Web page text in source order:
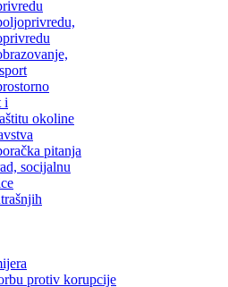
i
okoline
pitanja
socijalnu
protiv korupcije